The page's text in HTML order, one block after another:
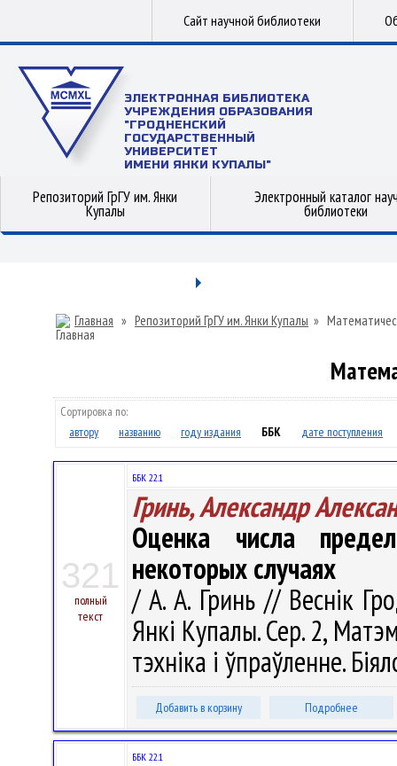
Сайт научной библиотеки
ЭЛЕКТРОННАЯ БИБЛИОТЕКА
УЧРЕЖДЕНИЯ ОБРАЗОВАНИЯ
"ГРОДНЕНСКИЙ
ГОСУДАРСТВЕННЫЙ
УНИВЕРСИТЕТ
ИМЕНИ ЯНКИ КУПАЛЫ"
Репозиторий ГрГУ им. Янки
Купалы
Электронный каталог
библиотеки
Главная » Репозиторий ГрГУ им. Янки Купалы »
Сортировка по:
автору
названию году издания ББК дате поступления
321
полный
текст
ББК 22.1
Гринь, Александр
Оценка числа
некоторых случаях
/ А. А. Гринь // Веснік
Янкі Купалы. Сер. 2,
тэхніка і ўпраўленне.
Добавить в корзину Подробнее
ББК 22.1